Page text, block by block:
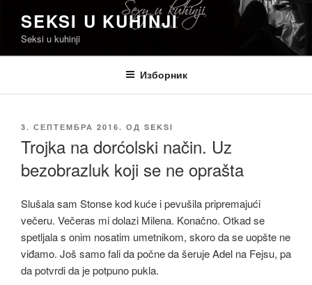
садржај
SEKSI U KUHINJI
Seksi u kuhinji
Изборник
ОБЈАВЉЕНО
3. СЕПТЕМБРА 2016. ОД SEKSI
Trojka na dorćolski način. Uz
bezobrazluk koji se ne oprašta
Slušala sam Stonse kod kuće i pevušila pripremajući
večeru. Večeras mi dolazi Milena. Konačno. Otkad se
spetljala s onim nosatim umetnikom, skoro da se uopšte ne
viđamo. Još samo fali da počne da šeruje Adel na Fejsu, pa
da potvrdi da je potpuno pukla.